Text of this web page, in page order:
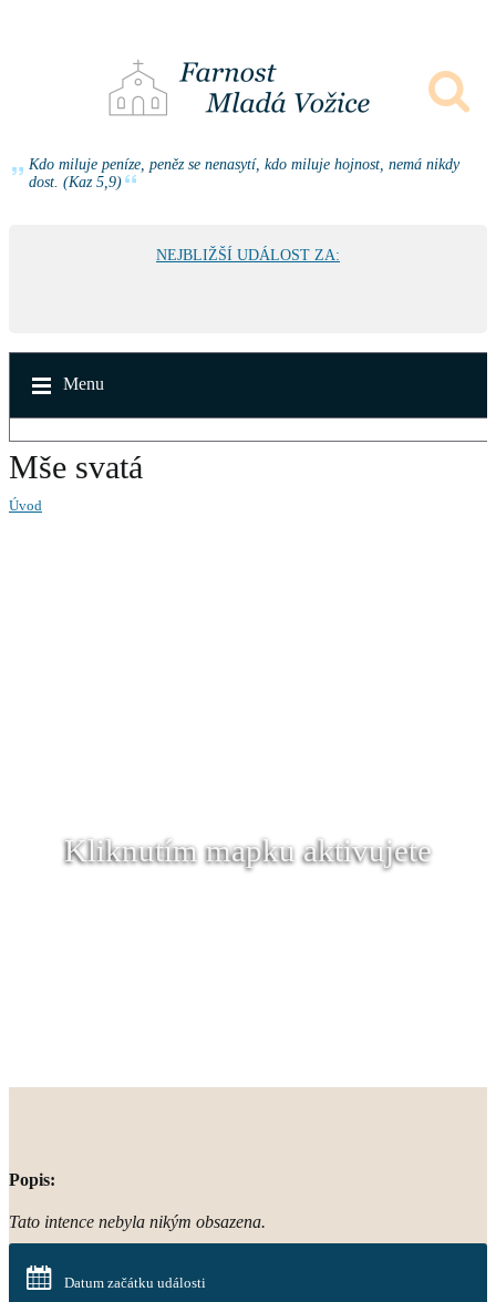
Kdo miluje peníze, peněz se nenasytí, kdo miluje hojnost, nemá nikdy
dost. (Kaz 5,9)
NEJBLIŽŠÍ UDÁLOST ZA:
Menu
Mše svatá
Úvod
Kliknutím mapku aktivujete
Popis:
Tato intence nebyla nikým obsazena.
Datum začátku události